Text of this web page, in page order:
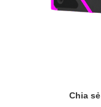
Chia sẻ